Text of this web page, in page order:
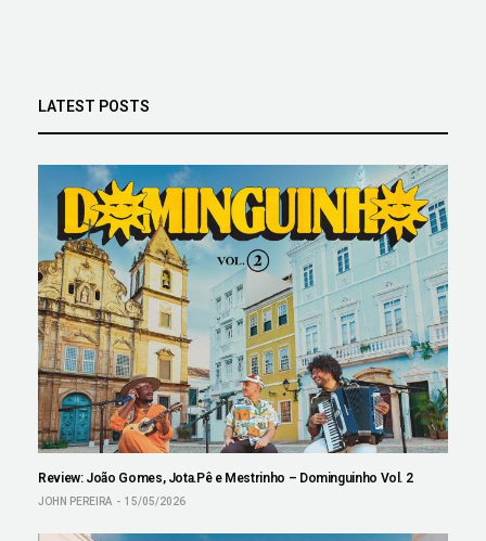
LATEST POSTS
Review: João Gomes, Jota.Pê e Mestrinho – Dominguinho Vol. 2
JOHN PEREIRA 15/05/2026